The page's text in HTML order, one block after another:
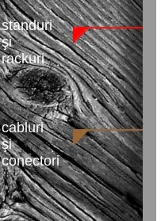
standuri
şi
rackuri
cabluri
şi
conectori